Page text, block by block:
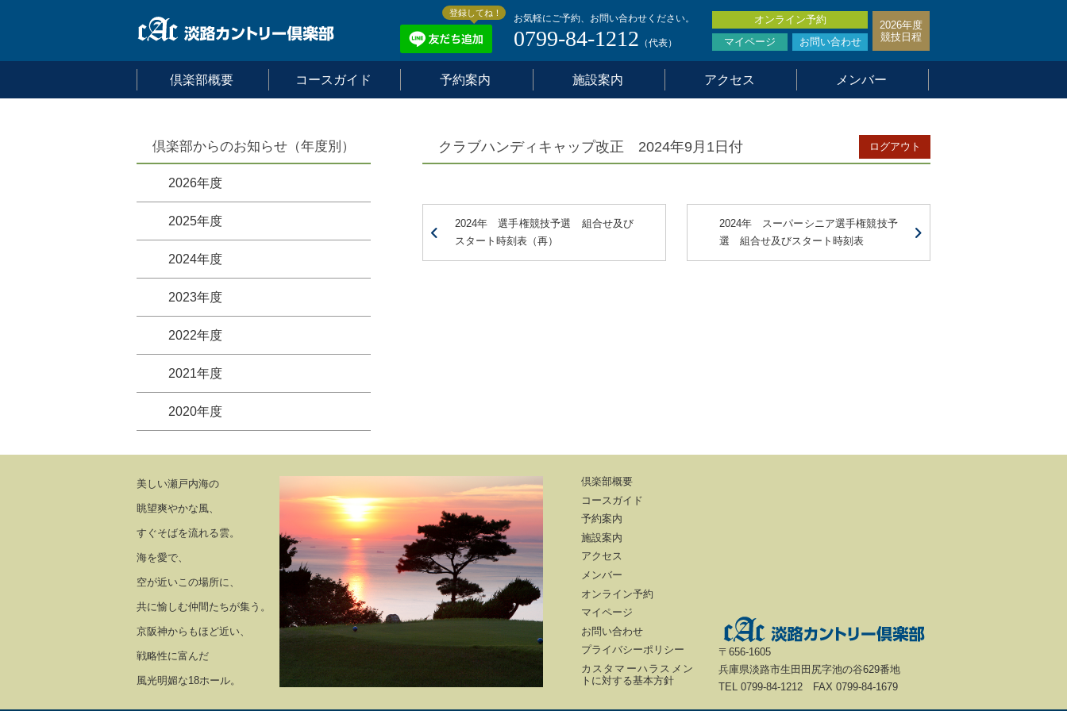
2026年度
競技日程
オンライン予約
マイページ
お問い合わせ
お気軽にご予約、お問い合わせください。
0799-84-1212 （代表）
倶楽部概要 コースガイド 予約案内 施設案内 アクセス メンバー
登録してね！
ログアウト
クラブハンディキャップ改正 2024年9月1日付
2024年 選手権競技予選 組合せ及び
スタート時刻表（再）
2024年 スーパーシニア選手権競技予
選 組合せ及びスタート時刻表
倶楽部からのお知らせ（年度別）
2026年度
2025年度
2024年度
2023年度
2022年度
2021年度
2020年度
美しい瀬戸内海の
眺望爽やかな風、
すぐそばを流れる雲。
海を愛で、
空が近いこの場所に、
共に愉しむ仲間たちが集う。
京阪神からもほど近い、
戦略性に富んだ
風光明媚な18ホール。
倶楽部概要
コースガイド
予約案内
施設案内
アクセス
メンバー
オンライン予約
マイページ
お問い合わせ
プライバシーポリシー
カスタマーハラスメン
トに対する基本方針
〒656-1605
兵庫県淡路市生田田尻字池の谷629番地
TEL 0799-84-1212 FAX 0799-84-1679